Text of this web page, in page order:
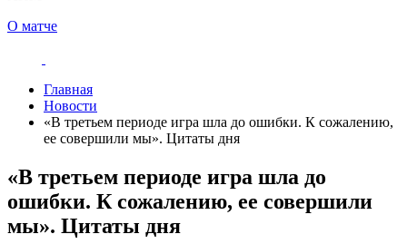
О матче
Главная
Новости
«В третьем периоде игра шла до ошибки. К сожалению,
ее совершили мы». Цитаты дня
«В третьем периоде игра шла до
ошибки. К сожалению, ее совершили
мы». Цитаты дня